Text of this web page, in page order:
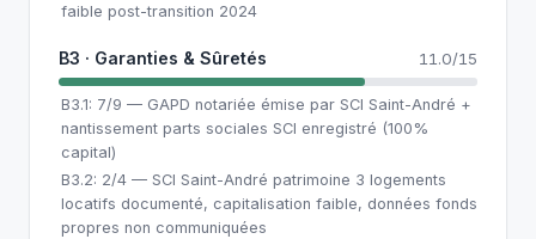
faible post-transition 2024
B3 · Garanties & Sûretés 11.0/15
B3.1: 7/9 — GAPD notariée émise par SCI Saint-André +
nantissement parts sociales SCI enregistré (100%
capital)
B3.2: 2/4 — SCI Saint-André patrimoine 3 logements
locatifs documenté, capitalisation faible, données fonds
propres non communiquées